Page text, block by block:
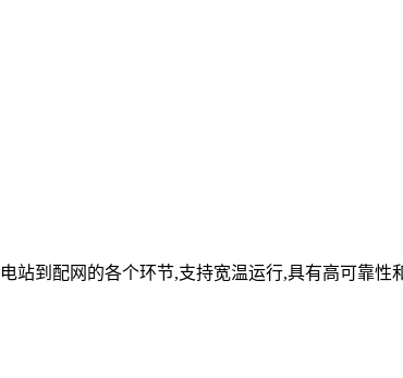
站到配网的各个环节,支持宽温运行,具有高可靠